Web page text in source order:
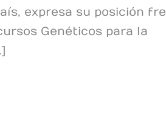
expresa su posición
Genéticos para la